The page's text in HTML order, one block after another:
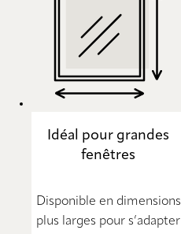
Idéal pour grandes
fenêtres
Disponible en dimensions
plus larges pour s’adapter